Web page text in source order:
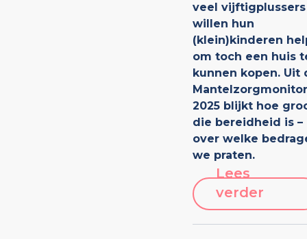
veel vijftigplussers
willen hun
(klein)kinderen
om toch een huis
kunnen kopen. Uit
2025 blijkt hoe
die bereidheid is –
over welke
we praten.
Lees
verder